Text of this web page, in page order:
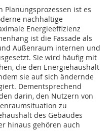
Planungsprozessen ist es
nachhaltige
Energieeffizienz
ist die Fassade als
Außenraum internen und
Sie wird häufig mit
die den Energiehaushalt
sie auf sich ändernde
Dementsprechend
darin, den Nutzern von
zu
des Gebäudes
hinaus gehören auch